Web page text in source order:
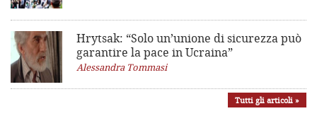
Hrytsak: “Solo un’unione di sicurezza può
garantire la pace in Ucraina”
Alessandra Tommasi
Tutti gli articoli »